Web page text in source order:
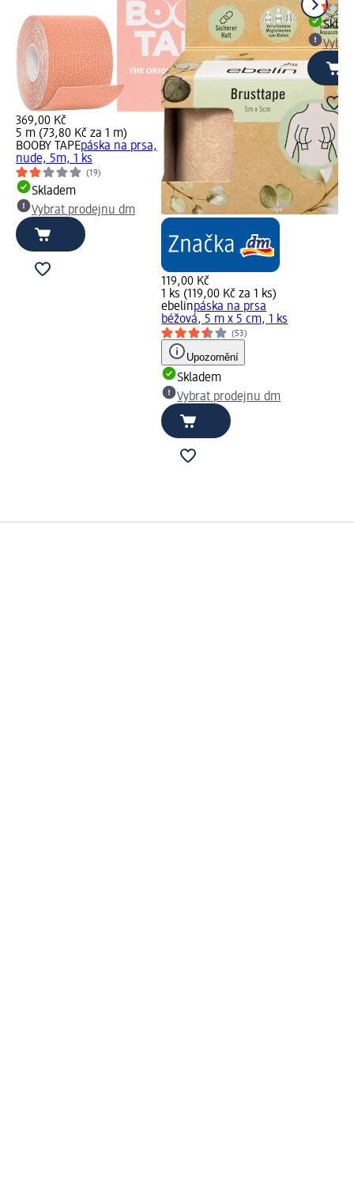
369,00 Kč
5 m (73,80 Kč za 1 m)
BOOBY TAPEpáska na prsa,
nude, 5m, 1 ks
(19)
Skladem
Vybrat prodejnu dm
119,00 Kč
1 ks (119,00 Kč za 1 ks)
ebelinpáska na prsa
béžová, 5 m x 5 cm, 1 ks
(53)
Upozornění
Skladem
Vybrat prodejnu dm